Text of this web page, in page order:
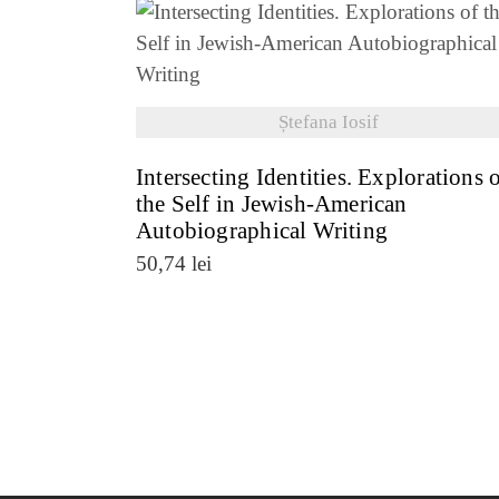
Ștefana Iosif
Intersecting Identities. Explorations
the Self in Jewish-American
Autobiographical Writing
50,74 lei